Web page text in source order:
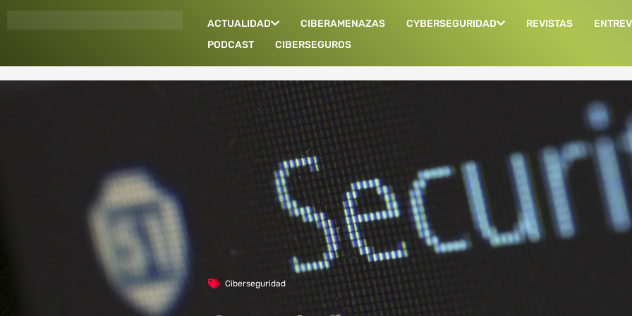
ACTUALIDAD CIBERAMENAZAS CYBERSEGURIDAD REVISTAS
PODCAST
CIBERSEGUROS
Ciberseguridad